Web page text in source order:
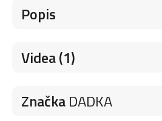
Popis
Videa (1)
ZnačkaDADKA